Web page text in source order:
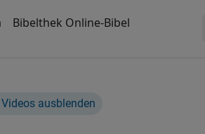
Bibelthek Online-Bibel
Videos ausblenden